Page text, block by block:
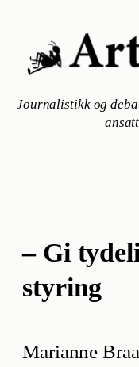
innhold
Journalistikk og
– Gi
styring
Marianne